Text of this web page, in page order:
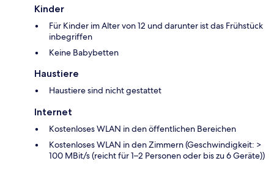
Kinder
Für Kinder im Alter von 12 und darunter ist das Frühstück
inbegriffen
Keine Babybetten
Haustiere
Haustiere sind nicht gestattet
Internet
Kostenloses WLAN in den öffentlichen Bereichen
Kostenloses WLAN in den Zimmern (Geschwindigkeit: >
100 MBit/s (reicht für 1–2 Personen oder bis zu 6 Geräte))